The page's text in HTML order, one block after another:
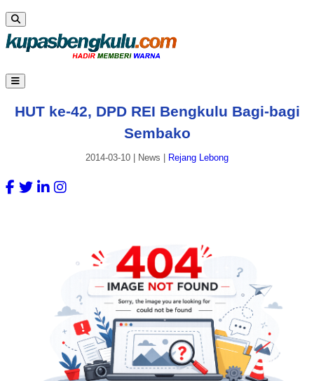
HUT ke-42, DPD REI Bengkulu Bagi-bagi
Sembako
2014-03-10 News Rejang Lebong